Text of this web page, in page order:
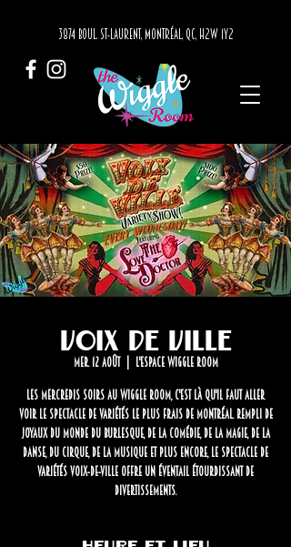
3874 BOUL. ST-LAURENT, MONTRÉAL, QC, H2W 1Y2
Voix de Ville
mer. 12 août
  |
L'Espace Wiggle Room
Les mercredis soirs au Wiggle Room, c'est là qu'il faut aller
voir le spectacle de variétés le plus frais de Montréal. Rempli de
joyaux du monde du burlesque, de la comédie, de la magie, de la
danse, du cirque, de la musique et plus encore, le spectacle de
variétés Voix-de-Ville offre un éventail étourdissant de
divertissements.